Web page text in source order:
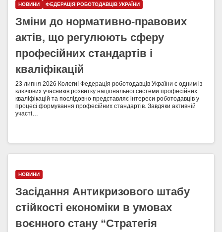
НОВИНИ ФЕДЕРАЦІЯ РОБОТОДАВЦІВ УКРАЇНИ
Зміни до нормативно-правових
актів, що регулюють сферу
професійних стандартів і
кваліфікацій
23 липня 2026 Колеги! Федерація роботодавців України є одним із
ключових учасників розвитку національної системи професійних
кваліфікацій та послідовно представляє інтереси роботодавців у
процесі формування професійних стандартів. Завдяки активній
участі…
НОВИНИ
Засідання Антикризового штабу
стійкості економіки в умовах
воєнного стану “Стратегія